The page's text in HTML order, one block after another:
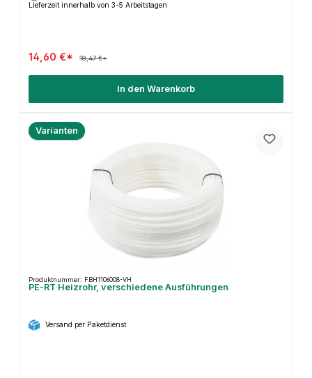
Lieferzeit innerhalb von 3-5 Arbeitstagen
14,60 €* 18,47 €*
In den Warenkorb
Varianten
Produktnummer: FBH1106008-VH
PE-RT Heizrohr, verschiedene Ausführungen
Versand per Paketdienst